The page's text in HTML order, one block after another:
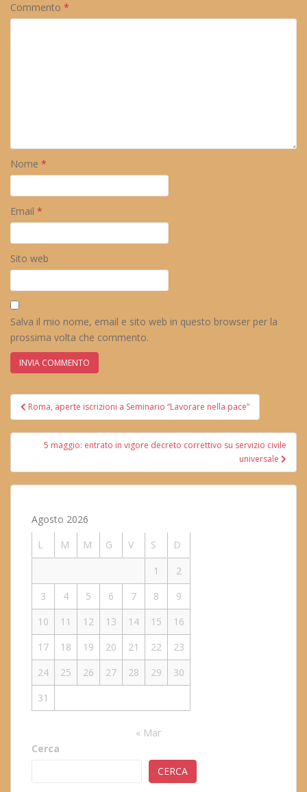
Commento *
Nome *
Email *
Sito web
Salva il mio nome, email e sito web in questo browser per la
prossima volta che commento.
Navigazione
articoli
Roma, aperte iscrizioni a Seminario “Lavorare nella pace”
5 maggio: entrato in vigore decreto correttivo su servizio civile
universale
Agosto 2026
L
M M G V S
D
1
2
3
4 5 6 7 8
9
10
11 12 13 14 15
16
17
18 19 20 21 22
23
24
25 26 27 28 29
30
31
« Mar
Cerca
CERCA